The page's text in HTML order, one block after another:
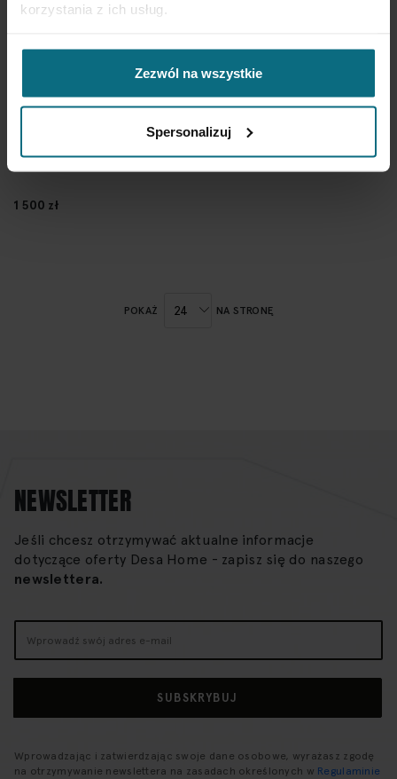
korzystania z ich usług.
Zezwól na wszystkie
Spersonalizuj
1 500 zł
POKAŻ NA STRONĘ
NEWSLETTER
Jeśli chcesz otrzymywać aktualne informacje
dotyczące oferty Desa Home - zapisz się do naszego
newslettera.
nasz
SUBSKRYBUJ
Wprowadzając i zatwierdzając swoje dane osobowe, wyrażasz zgodę
na otrzymywanie newslettera na zasadach określonych w Regulaminie